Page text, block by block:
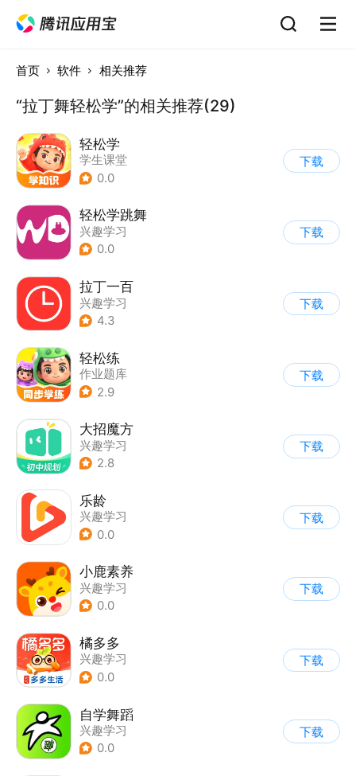
首页 软件 相关推荐
“拉丁舞轻松学”的相关推荐(29)
轻松学
学生课堂
0.0
下载
轻松学跳舞
兴趣学习
0.0
下载
拉丁一百
兴趣学习
4.3
下载
轻松练
作业题库
2.9
下载
大招魔方
兴趣学习
2.8
下载
乐龄
兴趣学习
0.0
下载
小鹿素养
兴趣学习
0.0
下载
橘多多
兴趣学习
0.0
下载
自学舞蹈
兴趣学习
0.0
下载